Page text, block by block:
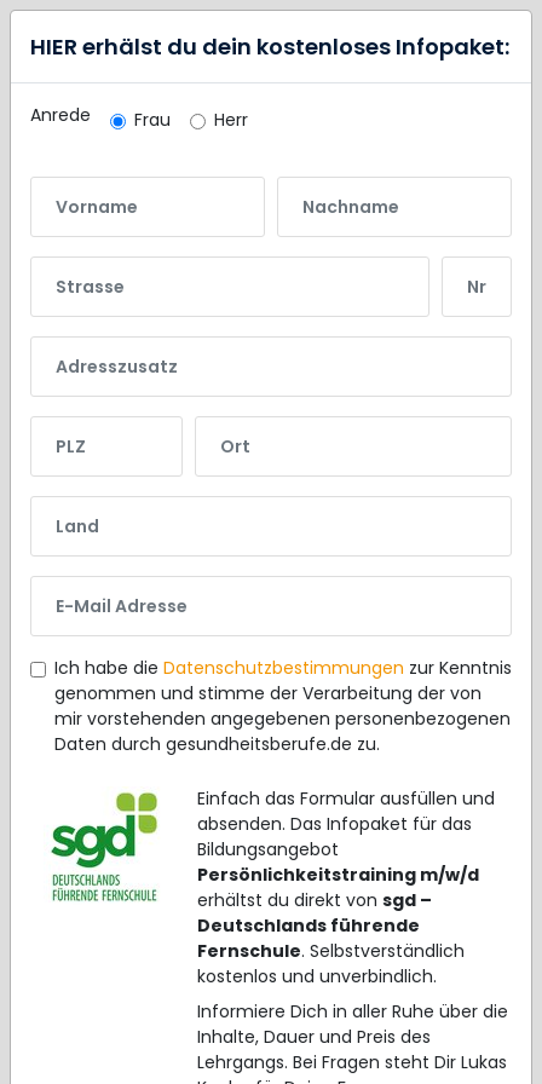
HIER erhälst du dein kostenloses Infopaket:
Anrede Frau Herr
Ich habe die Datenschutzbestimmungen zur Kenntnis
genommen und stimme der Verarbeitung der von
mir vorstehenden angegebenen personenbezogenen
Daten durch gesundheitsberufe.de zu.
Einfach das Formular ausfüllen und
absenden. Das Infopaket für das
Bildungsangebot
Persönlichkeitstraining m/w/d
erhältst du direkt von sgd –
Deutschlands führende
Fernschule. Selbstverständlich
kostenlos und unverbindlich.
Informiere Dich in aller Ruhe über die
Inhalte, Dauer und Preis des
Lehrgangs. Bei Fragen steht Dir Lukas